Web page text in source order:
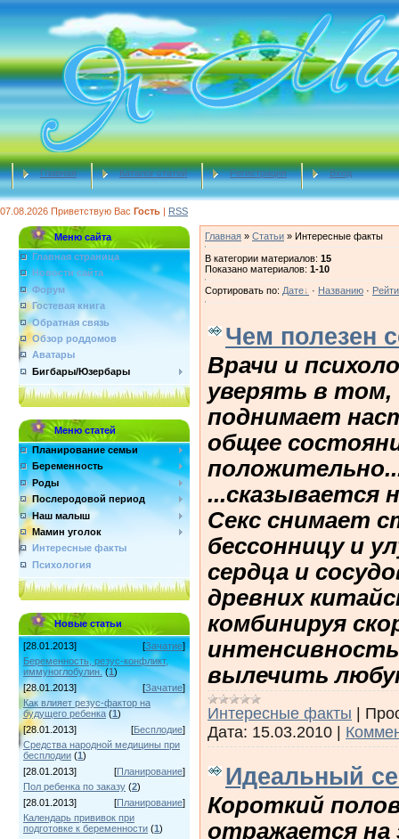
Главная Каталог статей Регистрация Вход
07.08.2026 Приветствую Вас Гость | RSS
Меню сайта
Главная страница
Новости сайта
Форум
Гостевая книга
Обратная связь
Обзор роддомов
Аватары
Бигбары/Юзербары
Меню статей
Планирование семьи
Беременность
Роды
Послеродовой период
Наш малыш
Мамин уголок
Интересные факты
Психология
Новые статьи
[28.01.2013] [Зачатие]
Беременность, резус-конфликт,
иммуноглобулин. (1)
[28.01.2013]
[Зачатие]
Как влияет резус-фактор на
будущего ребенка (1)
[28.01.2013]
[Бесплодие]
Средства народной медицины при
бесплодии (1)
[28.01.2013]
[Планирование]
Пол ребенка по заказу (2)
[28.01.2013]
[Планирование]
Календарь прививок при
подготовке к беременности (1)
Главная » Статьи » Интересные факты
В категории материалов: 15
Показано материалов: 1-10
Сортировать по: Дате · Названию ·
Чем полезен
Врачи и
уверять в том,
поднимает
общее
...сказывается
Секс снимает
бессонницу и
сердца и
древних
комбинируя
вылечить
Интересные факты |
Дата: 15.03.2010 |
Идеальный
Короткий
отражается на